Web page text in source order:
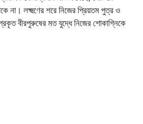
না। লক্ষ্মণের শরে নিজের প্রিয়তম পুত্র ও
প্রকৃত বীরপুরুষের মত যুদ্ধে নিজের শোকাগ্নিকে